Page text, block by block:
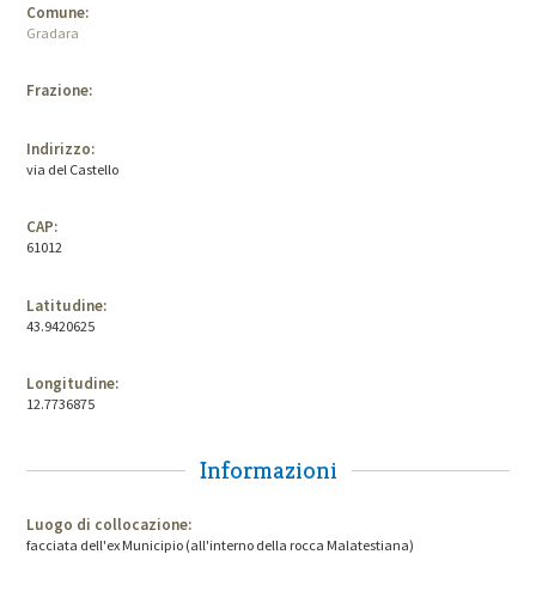
Comune:
Gradara
Frazione:
Indirizzo:
via del Castello
CAP:
61012
Latitudine:
43.9420625
Longitudine:
12.7736875
Informazioni
Luogo di collocazione:
facciata dell'ex Municipio (all'interno della rocca Malatestiana)